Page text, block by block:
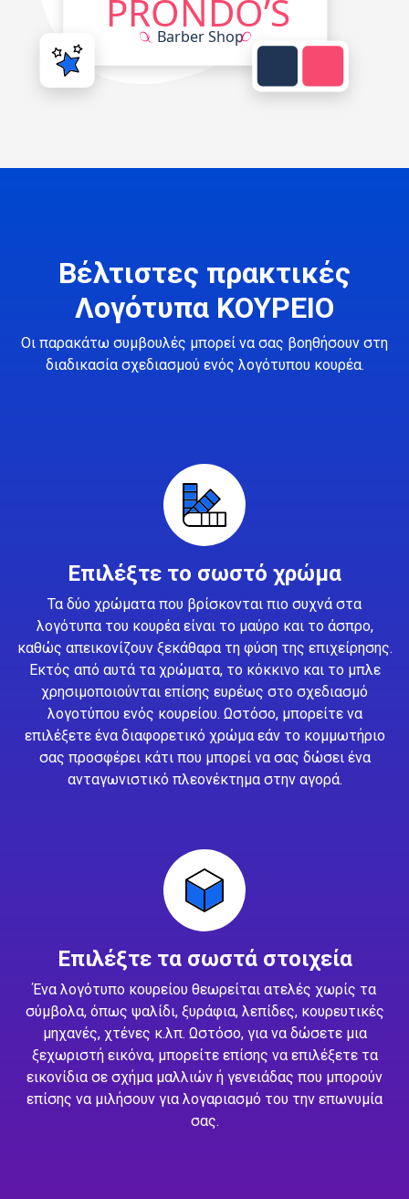
Βέλτιστες πρακτικές
Λογότυπα ΚΟΥΡΕΙΟ
Οι παρακάτω συμβουλές μπορεί να σας βοηθήσουν στη
διαδικασία σχεδιασμού ενός λογότυπου κουρέα.
Επιλέξτε το σωστό χρώμα
Τα δύο χρώματα που βρίσκονται πιο συχνά στα
λογότυπα του κουρέα είναι το μαύρο και το άσπρο,
καθώς απεικονίζουν ξεκάθαρα τη φύση της επιχείρησης.
Εκτός από αυτά τα χρώματα, το κόκκινο και το μπλε
χρησιμοποιούνται επίσης ευρέως στο σχεδιασμό
λογοτύπου ενός κουρείου. Ωστόσο, μπορείτε να
επιλέξετε ένα διαφορετικό χρώμα εάν το κομμωτήριο
σας προσφέρει κάτι που μπορεί να σας δώσει ένα
ανταγωνιστικό πλεονέκτημα στην αγορά.
Επιλέξτε τα σωστά στοιχεία
Ένα λογότυπο κουρείου θεωρείται ατελές χωρίς τα
σύμβολα, όπως ψαλίδι, ξυράφια, λεπίδες, κουρευτικές
μηχανές, χτένες κ.λπ. Ωστόσο, για να δώσετε μια
ξεχωριστή εικόνα, μπορείτε επίσης να επιλέξετε τα
εικονίδια σε σχήμα μαλλιών ή γενειάδας που μπορούν
επίσης να μιλήσουν για λογαριασμό του την επωνυμία
σας.